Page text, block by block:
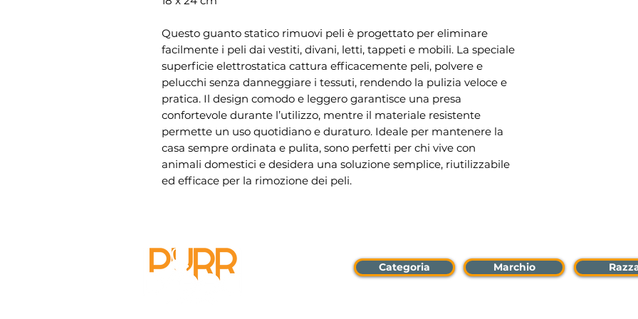
Questo guanto statico rimuovi peli è progettato per eliminare
facilmente i peli dai vestiti, divani, letti, tappeti e mobili. La speciale
superficie elettrostatica cattura efficacemente peli, polvere e
pelucchi senza danneggiare i tessuti, rendendo la pulizia veloce e
pratica. Il design comodo e leggero garantisce una presa
confortevole durante l’utilizzo, mentre il materiale resistente
permette un uso quotidiano e duraturo. Ideale per mantenere la
casa sempre ordinata e pulita, sono perfetti per chi vive con
animali domestici e desidera una soluzione semplice, riutilizzabile
ed efficace per la rimozione dei peli.
Categoria Marchio